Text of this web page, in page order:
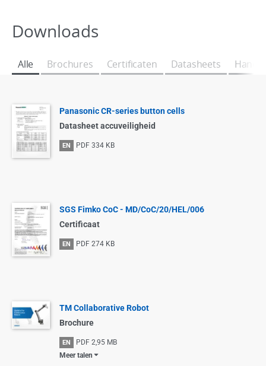
Downloads
Alle Brochures Certificaten Datasheets
Panasonic CR-series button cells
Datasheet accuveiligheid
EN PDF 334 KB
SGS Fimko CoC - MD/CoC/20/HEL/006
Certificaat
EN PDF 274 KB
TM Collaborative Robot
Brochure
EN PDF 2,95 MB
Meer talen